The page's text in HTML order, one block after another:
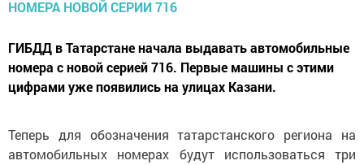
ГИБДД в Татарстане начала выдавать автомобильные
номера с новой серией 716. Первые машины с этими
цифрами уже появились на улицах Казани.
Теперь для обозначения татарстанского региона на
автомобильных номерах будут использоваться три